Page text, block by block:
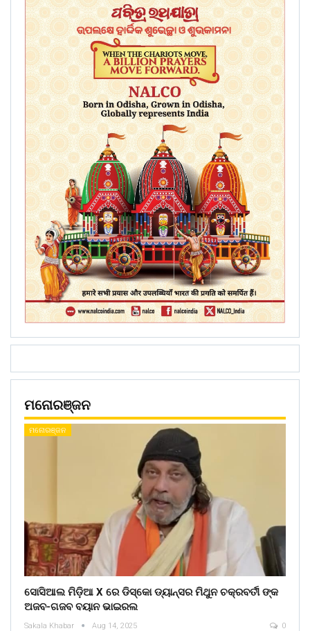
ମନୋରଞ୍ଜନ
ମନୋରଞ୍ଜନ
ସୋସିଆଲ ମିଡ଼ିଆ X ରେ ଡିସ୍କୋ ଡ୍ୟାନ୍ସର ମିଥୁନ ଚକ୍ରବର୍ତୀ ଙ୍କ
ଅଜବ-ଗଜବ ବୟାନ ଭାଇରଲ
Sakala Khabar Aug 14, 2025 0